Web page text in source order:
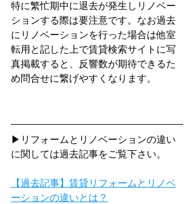
特に繁忙期中に退去が発生しリノベー
ションする際は要注意です。なお過去
にリノベーションを行った場合は他室
転用と記した上で賃貸検索サイトに写
真掲載すると、反響数が期待できるた
め問合せに繋げやすくなります。
▶リフォームとリノベーションの違い
に関しては過去記事をご覧下さい。
【過去記事】賃貸リフォームとリノベ
ーションの違いとは？